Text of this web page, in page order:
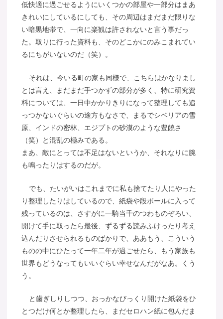
低快適に過ごせるようにいくつかの部屋や一部分はまあ
きれいにしているにしても、その周辺はまだまだ限りな
い暗黒地帯で、一向に楽観は許されないと言う事だっ
た。取りに行った資料も、そのどこかにのみこまれてい
るにちがいないのだ（笑）。
それは、今いる町の家も同様で、こちらはかなりまし
とは言え、まだまだ手つかずの部分が多く、特に研究資
料については、一日中かかりきりになって整理しても追
っつかないぐらいの途方もなさで、まるでシベリアの雪
原、インドの密林、エジプトの砂漠のような豊饒さ
（笑）と混乱の極みである。
まあ、敵にとっては不足はないというか、それなりに腕
も鳴ったりはするのだが。
でも、たいがいはこれまでに私も捨てたり人にやった
り整理したりはしているので、紙袋や段ボールに入って
残っているのは、さすがに一騎当千のつわものぞろい、
開けて手に取ったら最後、ずるずる読みふけったり考え
込んだりさせられるものばかりで、ああもう、こういう
ものの中にひたって一年二年が過ごせたら、もう家族も
世界もどうなってもいいぐらい幸せなんだがなあ。くう
う。
と歯ぎしりしつつ、おっかなびっくり開けた紙袋をひ
とつだけ何とか整理したら、まだセロハン紙に包んだま